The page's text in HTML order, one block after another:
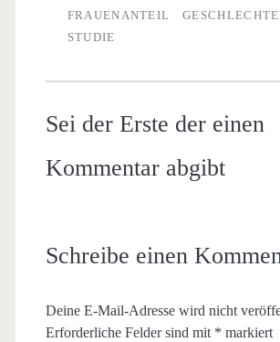
FRAUENANTEIL
STUDIE
Sei der Erste der einen
Kommentar abgibt
Schreibe einen
Deine E-Mail-Adresse wird nicht
Erforderliche Felder sind mit * markiert